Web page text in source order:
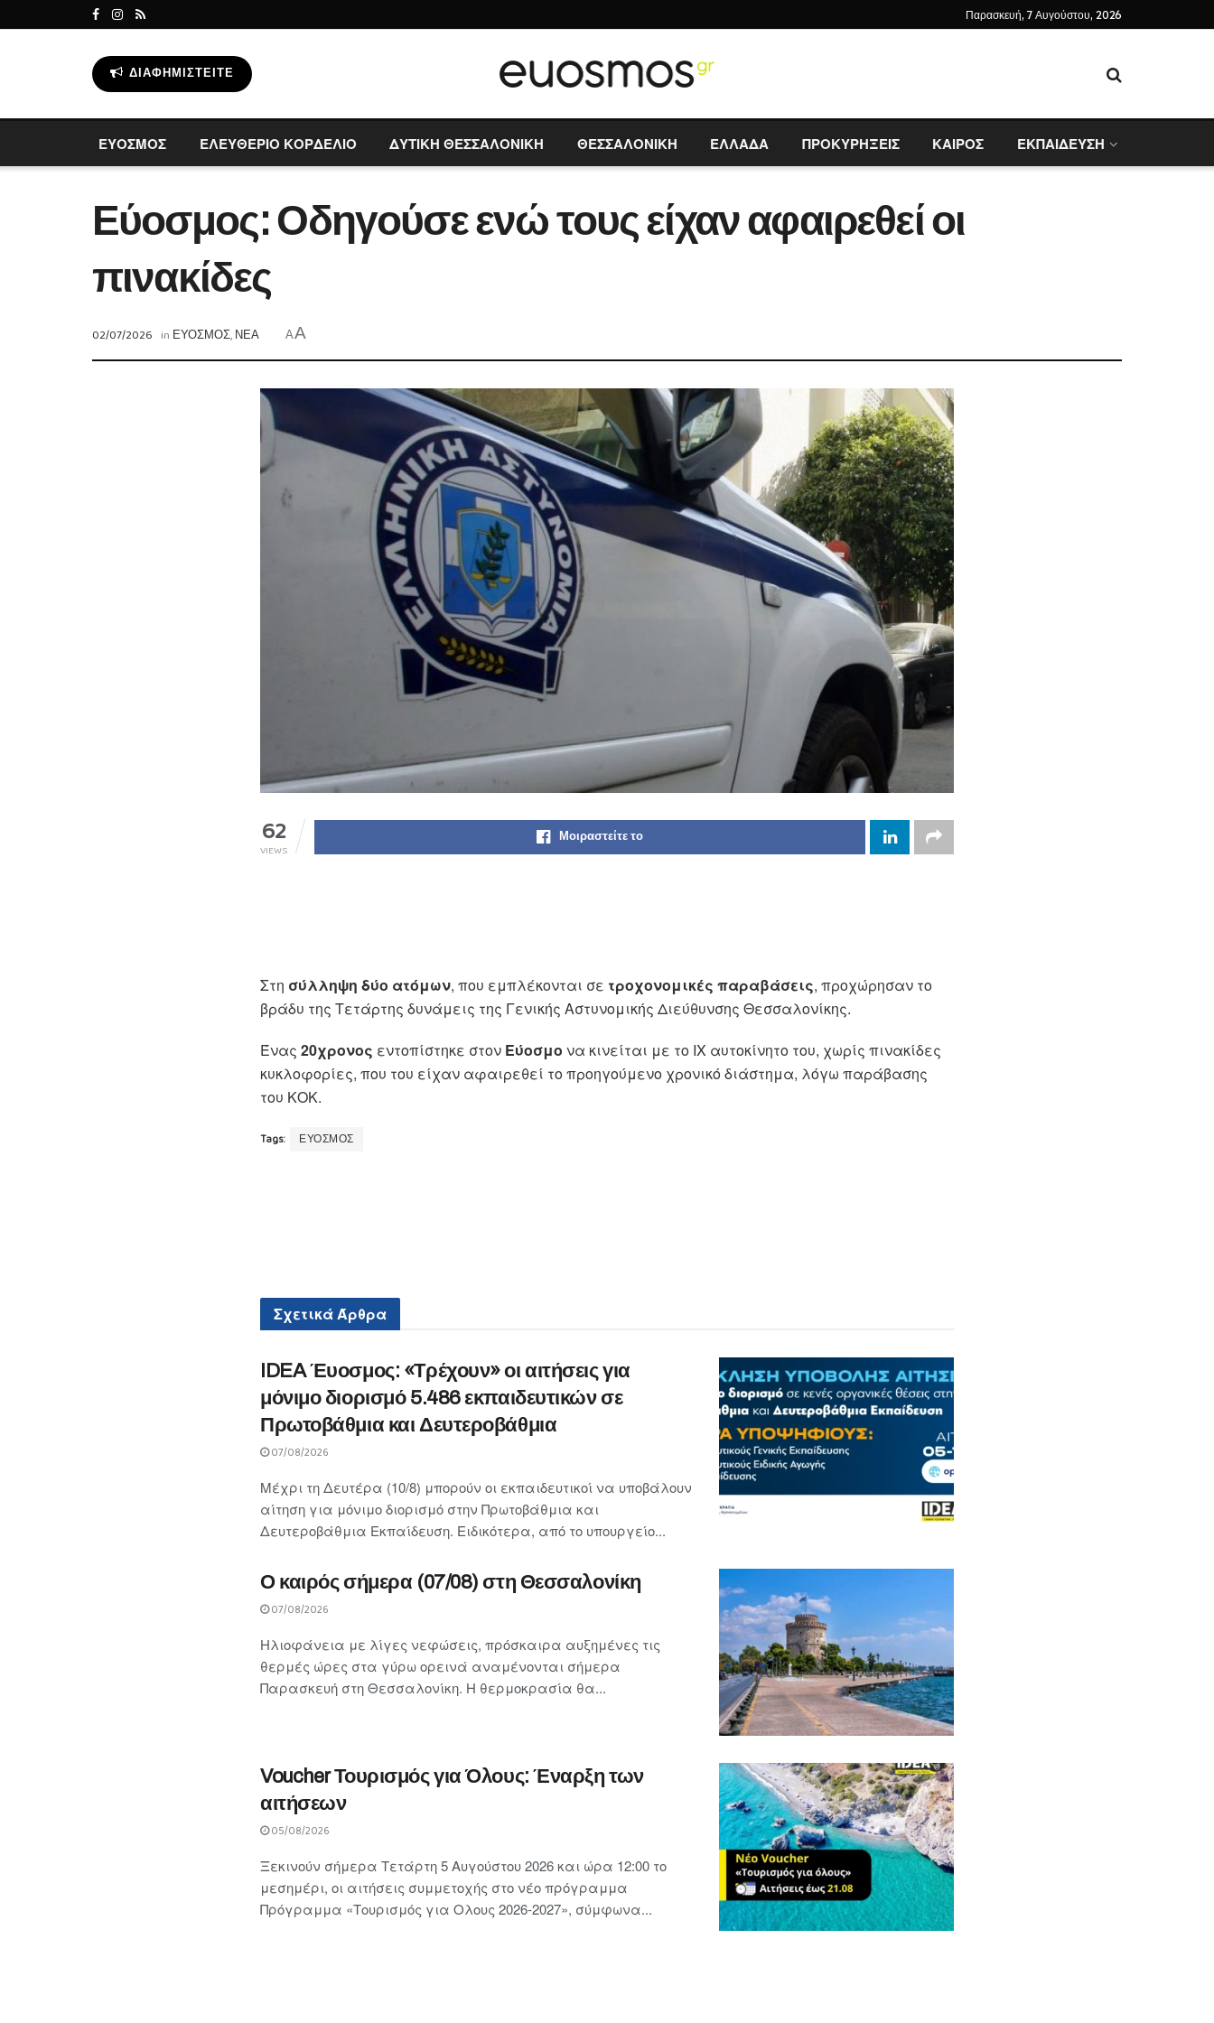
Παρασκευή, 7 Αυγούστου, 2026
ΔΙΑΦΗΜΙΣΤΕΊΤΕ
ΕΥΟΣΜΟΣ ΕΛΕΥΘΕΡΙΟ ΚΟΡΔΕΛΙΟ ΔΥΤΙΚΗ ΘΕΣΣΑΛΟΝΙΚΗ ΘΕΣΣΑΛΟΝΙΚΗ ΕΛΛΑΔΑ ΠΡΟΚΥΡΗΞΕΙΣ ΚΑΙΡΟΣ ΕΚΠΑΙΔΕΥΣΗ
Εύοσμος: Οδηγούσε ενώ τους είχαν αφαιρεθεί οι
πινακίδες
02/07/2026 in ΕΥΟΣΜΟΣ,ΝΕΑ AA
62
VIEWS
Μοιραστείτε το
Στη σύλληψη δύο ατόμων, που εμπλέκονται σε τροχονομικές παραβάσεις, προχώρησαν το
βράδυ της Τετάρτης δυνάμεις της Γενικής Αστυνομικής Διεύθυνσης Θεσσαλονίκης.
Ένας 20χρονος εντοπίστηκε στον Εύοσμο να κινείται με το ΙΧ αυτοκίνητο του, χωρίς πινακίδες
κυκλοφορίες, που του είχαν αφαιρεθεί το προηγούμενο χρονικό διάστημα, λόγω παράβασης
του ΚΟΚ.
Tags: ΕΥΟΣΜΟΣ
Σχετικά Άρθρα
IDEA Έυοσμος: «Τρέχουν» οι αιτήσεις για
μόνιμο διορισμό 5.486 εκπαιδευτικών σε
Πρωτοβάθμια και Δευτεροβάθμια
07/08/2026
Μέχρι τη Δευτέρα (10/8) μπορούν οι εκπαιδευτικοί να υποβάλουν
αίτηση για μόνιμο διορισμό στην Πρωτοβάθμια και
Δευτεροβάθμια Εκπαίδευση. Ειδικότερα, από το υπουργείο...
Ο καιρός σήμερα (07/08) στη Θεσσαλονίκη
07/08/2026
Ηλιοφάνεια με λίγες νεφώσεις, πρόσκαιρα αυξημένες τις
θερμές ώρες στα γύρω ορεινά αναμένονται σήμερα
Παρασκευή στη Θεσσαλονίκη. Η θερμοκρασία θα...
Voucher Τουρισμός για Όλους: Έναρξη των
αιτήσεων
05/08/2026
Ξεκινούν σήμερα Τετάρτη 5 Αυγούστου 2026 και ώρα 12:00 το
μεσημέρι, οι αιτήσεις συμμετοχής στο νέο πρόγραμμα
Πρόγραμμα «Τουρισμός για Ολους 2026-2027», σύμφωνα...